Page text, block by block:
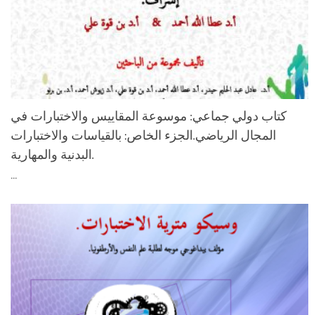
كتاب دولي جماعي: موسوعة المقاييس والاختبارات في
المجال الرياضي.الجزء الخاص: بالقياسات والاختبارات
البدنية والمهارية.
...